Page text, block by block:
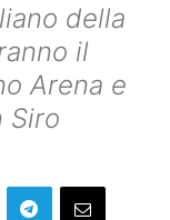
della
il
Arena e
Siro